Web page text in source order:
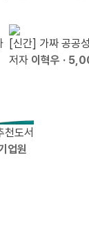
[신간] 가짜 공공
저자 이혁우 ·
도서
업원